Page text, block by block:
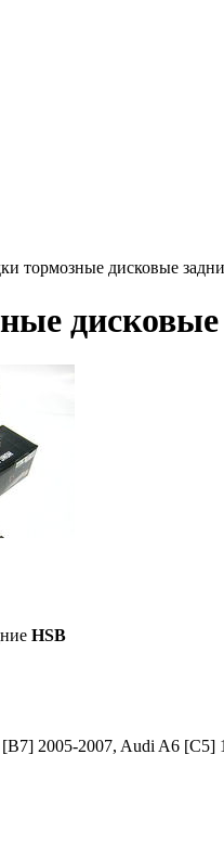
тормозные дисковые
дисковые
HSB
2005-2007, Audi A6